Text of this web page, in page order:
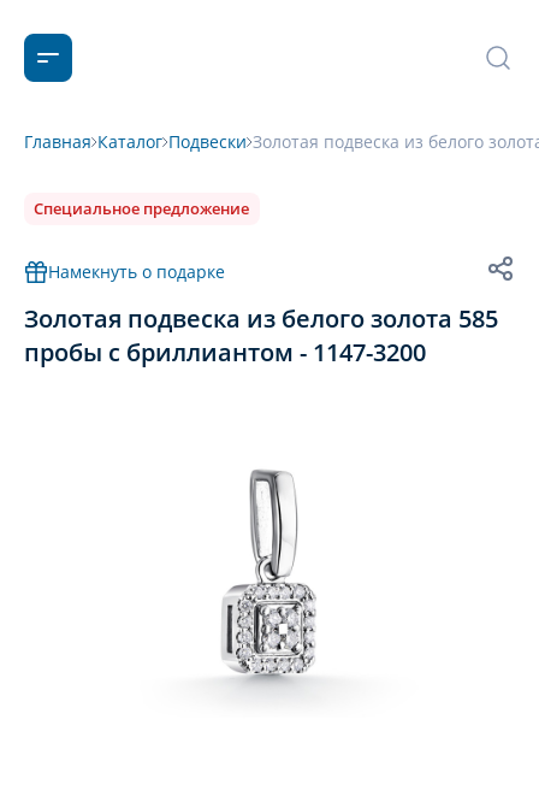
Главная Каталог Подвески Золотая подвеска из белого
Специальное предложение
Намекнуть о подарке
Золотая подвеска из белого золота 585
пробы с бриллиантом - 1147-3200